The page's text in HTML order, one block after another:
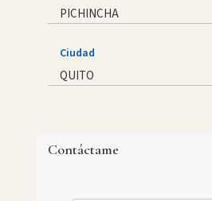
PICHINCHA
Ciudad
QUITO
Contáctame